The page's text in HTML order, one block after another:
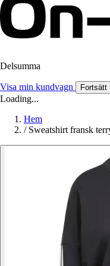
Delsumma
Visa min kundvagn Fortsätt
Loading...
Hem
/ Sweatshirt fransk